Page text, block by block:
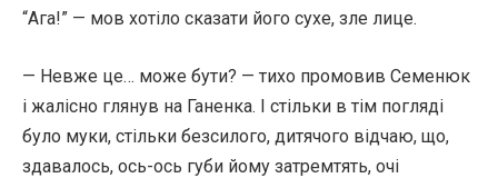
“Ага!” — мов хотіло сказати його сухе, зле лице.
— Невже це… може бути? — тихо промовив Семенюк
і жалісно глянув на Ганенка. І стільки в тім погляді
було муки, стільки безсилого, дитячого відчаю, що,
здавалось, ось-ось губи йому затремтять, очі